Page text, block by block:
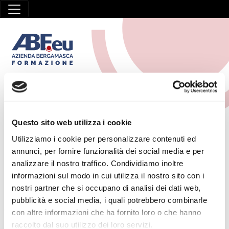
Questo sito web utilizza i cookie
Utilizziamo i cookie per personalizzare contenuti ed
annunci, per fornire funzionalità dei social media e per
analizzare il nostro traffico. Condividiamo inoltre
informazioni sul modo in cui utilizza il nostro sito con i
nostri partner che si occupano di analisi dei dati web,
pubblicità e social media, i quali potrebbero combinarle
con altre informazioni che ha fornito loro o che hanno
raccolto dal suo utilizzo dei loro servizi.
DOPO LA TERZA MEDIA
HOME/DOPO LA TERZA MEDIA
4 Novembre 2020
Operatore meccatronico
Obiettivo L’operatore meccatronico interviene nel processo di